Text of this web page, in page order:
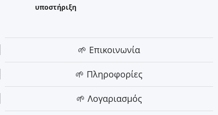
υποστήριξη
🌱 Επικοινωνία
🌱 Πληροφορίες
🌱 Λογαριασμός